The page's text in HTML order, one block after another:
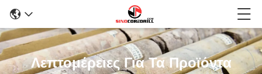
Λεπτομέρειες Για Τα Προϊόντα